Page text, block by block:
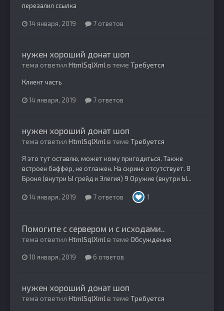
перезалил ссылка
14 января, 2019 7 ответов
нужен хороший донат шоп
тема ответил HtmlSqlXml в теме Требуется
Клиент часть
14 января, 2019 7 ответов
нужен хороший донат шоп
тема ответил HtmlSqlXml в теме Требуется
Я это тут оставлю, может кому пригодиться. Также
встроен баффер, не отлажен. На скрине отсутствует. 8
Броня (внутри Ы грейд и Элегия) 9 Оружие (внутри Ы...
14 января, 2019 7 ответов 1
Помогите с сервером и с исходами..
тема ответил HtmlSqlXml в теме Обсуждения
10 января, 2019 6 ответов
нужен хороший донат шоп
тема ответил HtmlSqlXml в теме Требуется